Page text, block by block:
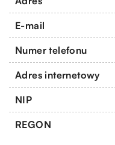
E-mail
Numer telefonu
Adres internetowy
NIP
REGON